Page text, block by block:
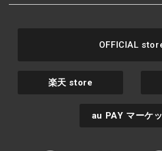
OFFICIAL
楽天 store
au PAY マーケ